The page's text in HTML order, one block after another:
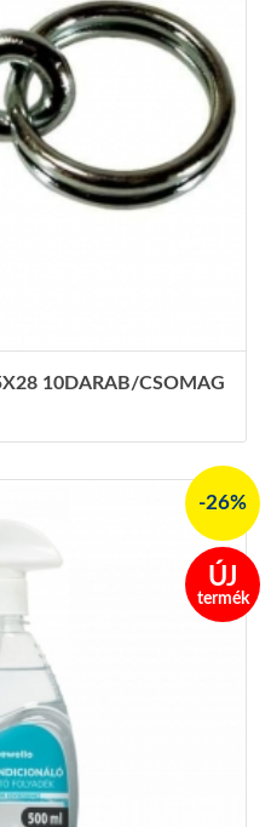
10DARAB/CSOMAG
-26%
ÚJ
termék